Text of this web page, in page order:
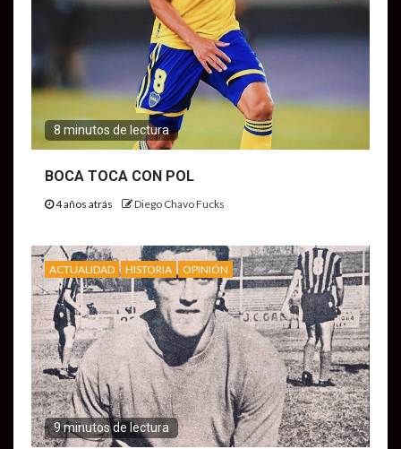
8 minutos de lectura
BOCA TOCA CON POL
4 años atrás Diego Chavo Fucks
ACTUALIDAD HISTORIA OPINIÓN
9 minutos de lectura